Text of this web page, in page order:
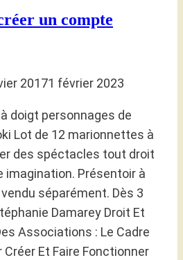
un compte
20171 février 2023
doigt personnages de
Lot de 12 marionnettes à
des spéctacles tout droit
imagination. Présentoir à
séparément. Dès 3
Damarey Droit Et
Associations : Le Cadre
Créer Et Faire Fonctionner